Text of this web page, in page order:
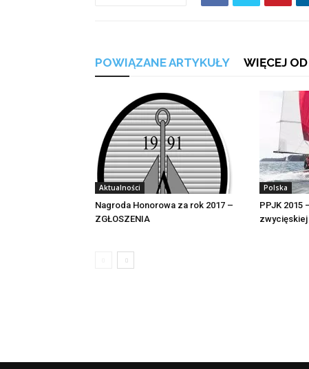
POWIĄZANE ARTYKUŁY WIĘCEJ
Aktualności
Nagroda Honorowa za rok 2017 –
ZGŁOSZENIA
Polska
PPJK 2015
zwycięskiej